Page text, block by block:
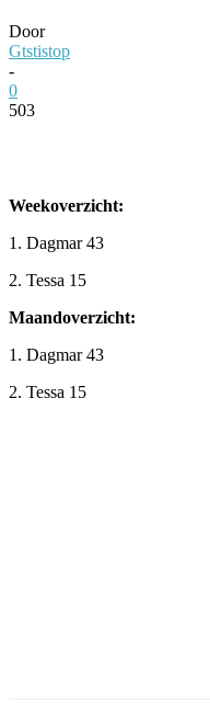
Door
Gtstistop
-
0
503
Weekoverzicht:
1. Dagmar 43
2. Tessa 15
Maandoverzicht:
1. Dagmar 43
2. Tessa 15